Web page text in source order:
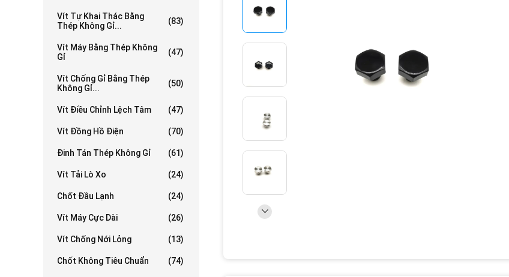
Vít Tự Khai Thác Bằng
Thép Không Gỉ...
(83)
Vít Máy Bằng Thép Không
Gỉ
(47)
Vít Chống Gỉ Bằng Thép
Không Gỉ...
(50)
Vít Điều Chỉnh Lệch Tâm (47)
Vít Đồng Hồ Điện (70)
Đinh Tán Thép Không Gỉ (61)
Vít Tải Lò Xo (24)
Chốt Đầu Lạnh (24)
Vít Máy Cực Dài (26)
Vít Chống Nới Lỏng (13)
Chốt Không Tiêu Chuẩn (74)